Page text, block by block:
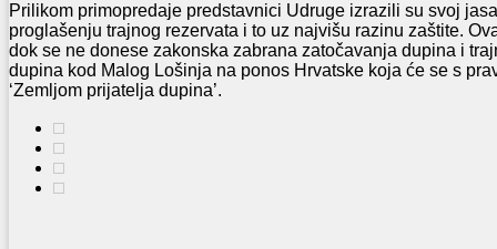
Prilikom primopredaje predstavnici Udruge izrazili su svoj
proglašenju trajnog rezervata i to uz najvišu razinu zaštite.
dok se ne donese zakonska zabrana zatočavanja dupina i
dupina kod Malog Lošinja na ponos Hrvatske koja će se s
‘Zemljom prijatelja dupina’.